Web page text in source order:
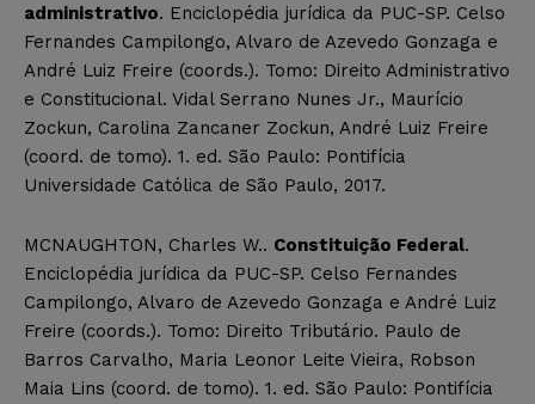
administrativo. Enciclopédia jurídica da PUC-SP. Celso
Fernandes Campilongo, Alvaro de Azevedo Gonzaga e
André Luiz Freire (coords.). Tomo: Direito Administrativo
e Constitucional. Vidal Serrano Nunes Jr., Maurício
Zockun, Carolina Zancaner Zockun, André Luiz Freire
(coord. de tomo). 1. ed. São Paulo: Pontifícia
Universidade Católica de São Paulo, 2017.
MCNAUGHTON, Charles W.. Constituição Federal.
Enciclopédia jurídica da PUC-SP. Celso Fernandes
Campilongo, Alvaro de Azevedo Gonzaga e André Luiz
Freire (coords.). Tomo: Direito Tributário. Paulo de
Barros Carvalho, Maria Leonor Leite Vieira, Robson
Maia Lins (coord. de tomo). 1. ed. São Paulo: Pontifícia